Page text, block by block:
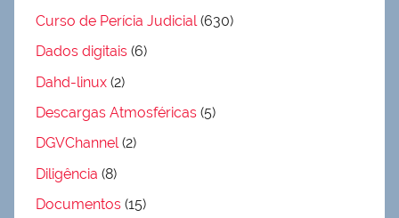
Curso de Perícia Judicial(630)
Dados digitais (6)
Dahd-linux (2)
Descargas Atmosféricas (5)
DGVChannel(2)
Diligência (8)
Documentos (15)